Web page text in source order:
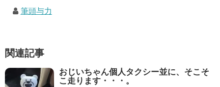
筆頭与力
関連記事
おじいちゃん個人タクシー並に、そこそ
こ走ります・・・。